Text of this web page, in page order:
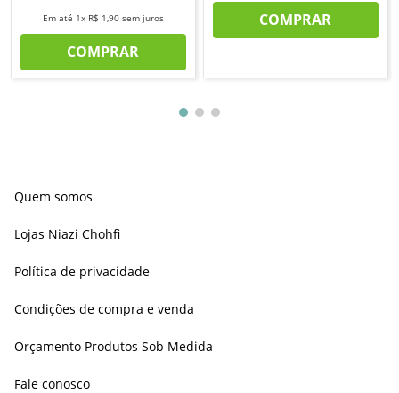
Em até 1x R$ 1,90 sem juros
COMPRAR
COMPRAR
Quem somos
Lojas Niazi Chohfi
Política de privacidade
Condições de compra e venda
Orçamento Produtos Sob Medida
Fale conosco